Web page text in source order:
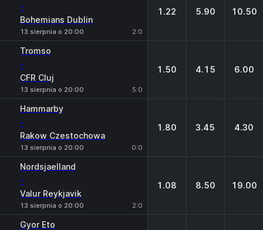
-
Bohemians Dublin
13 sierpnia o 20:00 2:0
1.22 5.90 10.50
Tromso
-
CFR Cluj
13 sierpnia o 20:00 5:0
1.50 4.15 6.00
Hammarby
-
Rakow Czestochowa
13 sierpnia o 20:00 0:0
1.80 3.45 4.30
Nordsjaelland
-
Valur Reykjavik
13 sierpnia o 20:00 2:0
1.08 8.50 19.00
Gyor Eto